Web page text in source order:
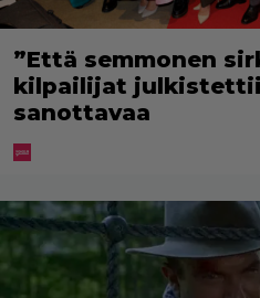
”Että semmonen
kilpailijat
sanottavaa